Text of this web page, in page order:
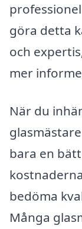
göra detta
och
mer
När du
bara en
bedöma
Många